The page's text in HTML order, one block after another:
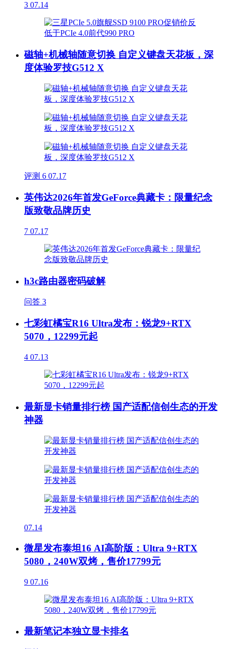
3 07.14
磁轴+机械轴随意切换 自定义键盘天花板，深
度体验罗技G512 X
评测 6 07.17
英伟达2026年首发GeForce典藏卡：限量纪念
版致敬品牌历史
7 07.17
h3c路由器密码破解
问答 3
七彩虹橘宝R16 Ultra发布：锐龙9+RTX
5070，12299元起
4 07.13
最新显卡销量排行榜 国产适配信创生态的开发
神器
07.14
微星发布泰坦16 AI高阶版：Ultra 9+RTX
5080，240W双烤，售价17799元
9 07.16
最新笔记本独立显卡排名